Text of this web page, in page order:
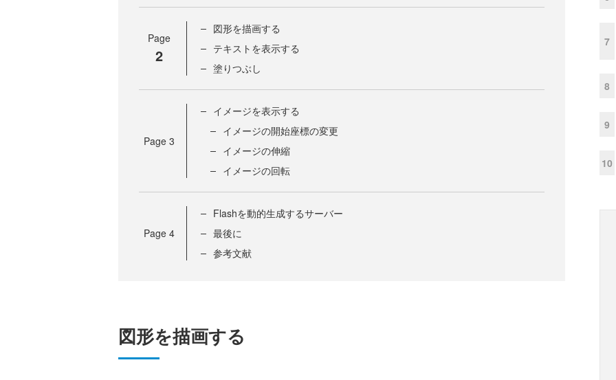
Page
2
図形を描画する
テキストを表示する
塗りつぶし
Page 3
イメージを表示する
イメージの開始座標の変更
イメージの伸縮
イメージの回転
Page 4
Flashを動的生成するサーバー
最後に
参考文献
図形を描画する
7
8
9
10